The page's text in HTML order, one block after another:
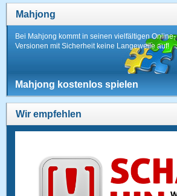
Mahjong
Bei Mahjong kommt in seinen vielfältigen Online-
Versionen mit Sicherheit keine Langeweile auf!
Mahjong kostenlos spielen
Wir empfehlen